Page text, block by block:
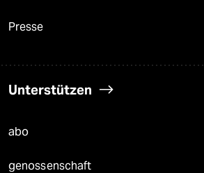
Presse
Unterstützen
abo
genossenschaft